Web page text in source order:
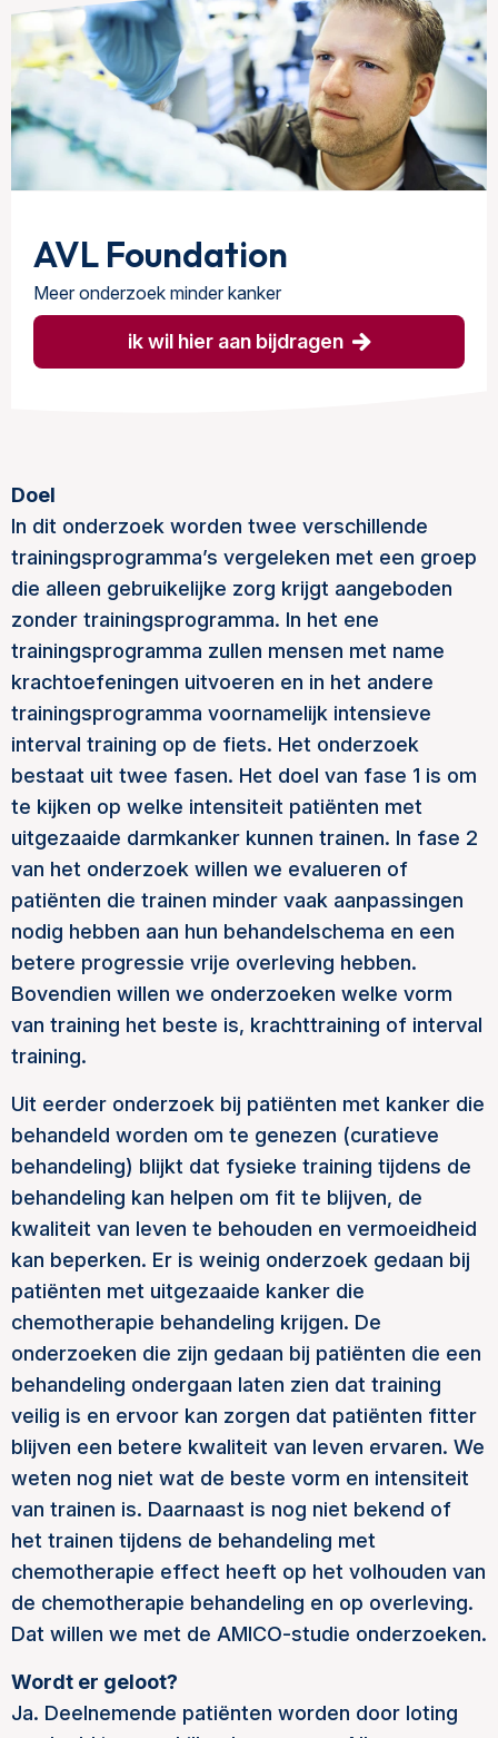
AVL Foundation
Meer onderzoek minder kanker
ik wil hier aan bijdragen
Doel
In dit onderzoek worden twee verschillende
trainingsprogramma’s vergeleken met een groep
die alleen gebruikelijke zorg krijgt aangeboden
zonder trainingsprogramma. In het ene
trainingsprogramma zullen mensen met name
krachtoefeningen uitvoeren en in het andere
trainingsprogramma voornamelijk intensieve
interval training op de fiets. Het onderzoek
bestaat uit twee fasen. Het doel van fase 1 is om
te kijken op welke intensiteit patiënten met
uitgezaaide darmkanker kunnen trainen. In fase 2
van het onderzoek willen we evalueren of
patiënten die trainen minder vaak aanpassingen
nodig hebben aan hun behandelschema en een
betere progressie vrije overleving hebben.
Bovendien willen we onderzoeken welke vorm
van training het beste is, krachttraining of interval
training.
Uit eerder onderzoek bij patiënten met kanker die
behandeld worden om te genezen (curatieve
behandeling) blijkt dat fysieke training tijdens de
behandeling kan helpen om fit te blijven, de
kwaliteit van leven te behouden en vermoeidheid
kan beperken. Er is weinig onderzoek gedaan bij
patiënten met uitgezaaide kanker die
chemotherapie behandeling krijgen. De
onderzoeken die zijn gedaan bij patiënten die een
behandeling ondergaan laten zien dat training
veilig is en ervoor kan zorgen dat patiënten fitter
blijven een betere kwaliteit van leven ervaren. We
weten nog niet wat de beste vorm en intensiteit
van trainen is. Daarnaast is nog niet bekend of
het trainen tijdens de behandeling met
chemotherapie effect heeft op het volhouden van
de chemotherapie behandeling en op overleving.
Dat willen we met de AMICO-studie onderzoeken.
Wordt er geloot?
Ja. Deelnemende patiënten worden door loting